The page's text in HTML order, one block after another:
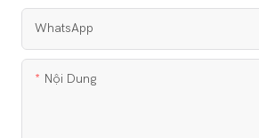
WhatsApp
Nội Dung